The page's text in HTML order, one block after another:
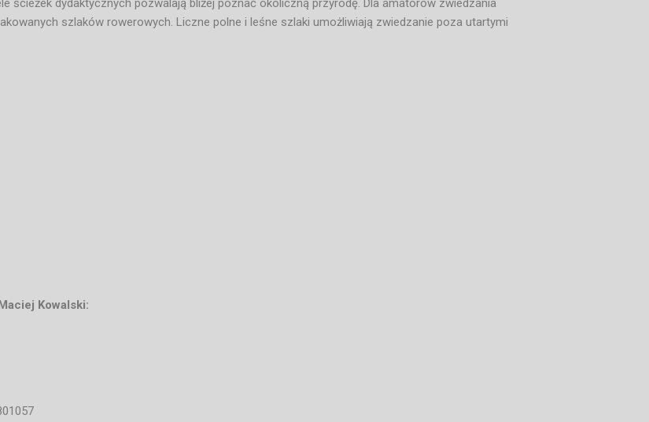
ścieżek dydaktycznych pozwalają bliżej poznać okoliczną przyrodę. Dla amatorów zwiedzania
szlaków rowerowych. Liczne polne i leśne szlaki umożliwiają zwiedzanie poza utartymi
Kowalski: